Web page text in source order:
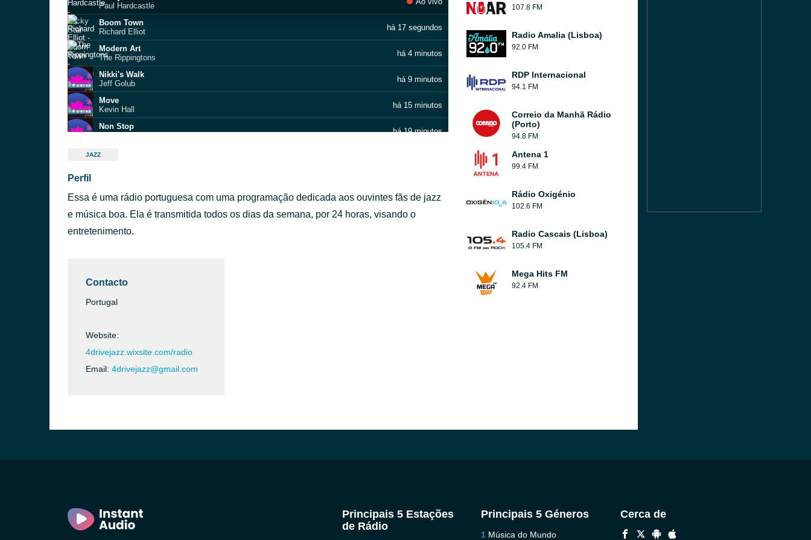
Paul Hardcastle
Boom Town
Richard Elliot
há 17 segundos
Modern Art
The Rippingtons
há 4 minutos
Nikki's Walk
Jeff Golub
há 9 minutos
Move
Kevin Hall
há 15 minutos
Non Stop
há 19 minutos
Return of the Mack (I Like It) (feat. Gerald Albright)
Mezzoforte
há 33 minutos
Steps on the Globe
JAZZ
Perfil
Essa é uma rádio portuguesa com uma programação dedicada aos ouvintes fãs de jazz
e música boa. Ela é transmitida todos os dias da semana, por 24 horas, visando o
entretenimento.
Contacto
Portugal
Website:
4drivejazz.wixsite.com/radio
Email: 4drivejazz@gmail.com
107.8 FM
Radio Amalia (Lisboa)
92.0 FM
RDP Internacional
94.1 FM
Correio da Manhã Rádio
(Porto)
94.8 FM
Antena 1
99.4 FM
Rádio Oxigénio
102.6 FM
Radio Cascais (Lisboa)
105.4 FM
Mega Hits FM
92.4 FM
Principais 5 Estações
de Rádio
Principais 5 Géneros
Música do Mundo
Cerca de